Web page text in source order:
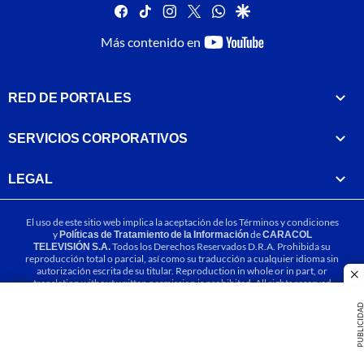
PUBLICIDAD
facebook
tiktok instagram
twitterwhatsapp
google
Más contenido en
youtube-
RED DE PORTALES
SERVICIOS CORPORATIVOS
LEGAL
El uso de este sitio web implica la aceptación de losTérminos y condiciones
yPolíticas de Tratamiento de la InformacióndeCARACOL
TELEVISIÓN S.A.Todos los Derechos Reservados D.R.A. Prohibida su
reproducción total o parcial, así como su traducción a cualquier idioma sin
autorización escrita de su titular. Reproduction in whole or in part, or
translation without written permission is prohibited. All rights reserved